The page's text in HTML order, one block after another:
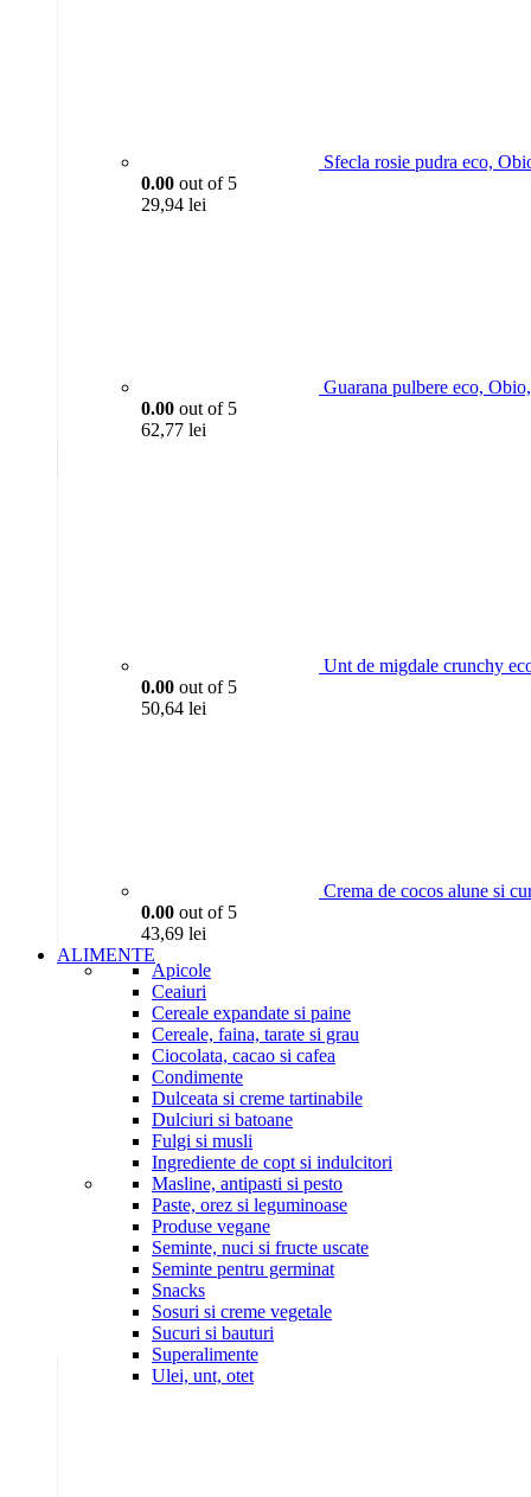
Sfecla rosie pudra eco,
0.00 out of 5
29,94 lei
Guarana pulbere eco,
0.00 out of 5
62,77 lei
Unt de migdale crunchy
0.00 out of 5
50,64 lei
Crema de cocos alune si
0.00 out of 5
43,69 lei
ALIMENTE
Apicole
Ceaiuri
Cereale expandate si paine
Cereale, faina, tarate si grau
Ciocolata, cacao si cafea
Condimente
Dulceata si creme tartinabile
Dulciuri si batoane
Fulgi si musli
Ingrediente de copt si indulcitori
Masline, antipasti si pesto
Paste, orez si leguminoase
Produse vegane
Seminte, nuci si fructe uscate
Seminte pentru germinat
Snacks
Sosuri si creme vegetale
Sucuri si bauturi
Superalimente
Ulei, unt, otet